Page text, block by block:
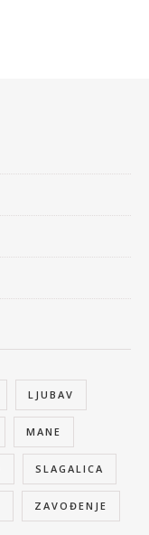
LJUBAV
MANE
SLAGALICA
ZAVOĐENJE